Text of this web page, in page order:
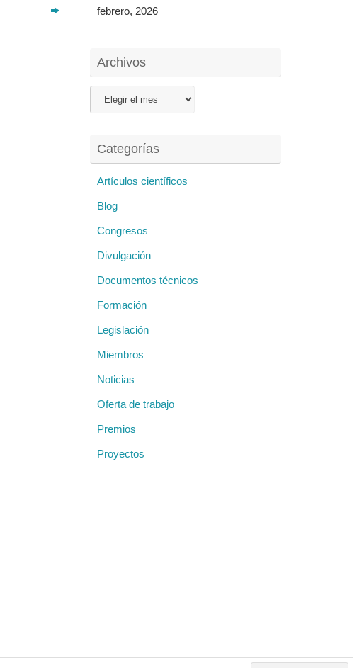
febrero, 2026
Archivos
Archivos
Categorías
Artículos científicos
Blog
Congresos
Divulgación
Documentos técnicos
Formación
Legislación
Miembros
Noticias
Oferta de trabajo
Premios
Proyectos